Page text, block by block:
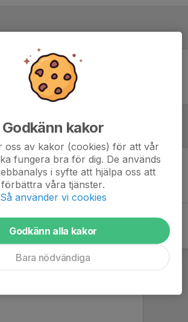
Ingen uppställning ifylld
Inget referat skrivet
Godkänn kakor
oss av kakor (cookies) för att vår
fungera bra för dig. De används
i syfte att hjälpa oss att
förbättra våra tjänster.
Så använder vi cookies
Godkänn alla kakor
Bara nödvändiga